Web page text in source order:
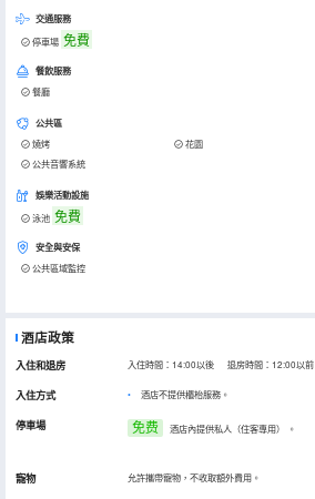
交通服務
停車場 免費
餐飲服務
餐廳
公共區
燒烤 花園
公共音響系統
娛樂活動設施
泳池 免費
安全與安保
公共區域監控
酒店政策
入住和退房 入住時間：14:00以後 退房時間：12:00以前
入住方式 酒店不提供櫃枱服務。
停車場 免费 酒店內提供私人（住客專用） 。
寵物 允許攜帶寵物，不收取額外費用。